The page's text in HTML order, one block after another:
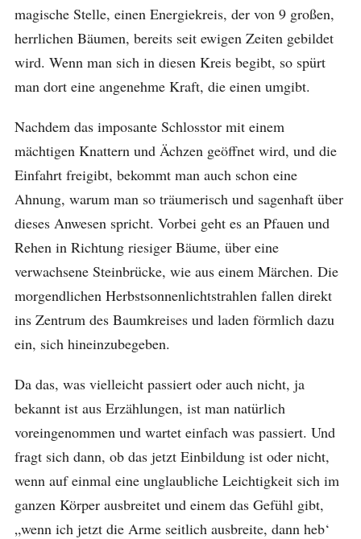
magische Stelle, einen Energiekreis, der von 9 großen,
herrlichen Bäumen, bereits seit ewigen Zeiten gebildet
wird. Wenn man sich in diesen Kreis begibt, so spürt
man dort eine angenehme Kraft, die einen umgibt.
Nachdem das imposante Schlosstor mit einem
mächtigen Knattern und Ächzen geöffnet wird, und die
Einfahrt freigibt, bekommt man auch schon eine
Ahnung, warum man so träumerisch und sagenhaft über
dieses Anwesen spricht. Vorbei geht es an Pfauen und
Rehen in Richtung riesiger Bäume, über eine
verwachsene Steinbrücke, wie aus einem Märchen. Die
morgendlichen Herbstsonnenlichtstrahlen fallen direkt
ins Zentrum des Baumkreises und laden förmlich dazu
ein, sich hineinzubegeben.
Da das, was vielleicht passiert oder auch nicht, ja
bekannt ist aus Erzählungen, ist man natürlich
voreingenommen und wartet einfach was passiert. Und
fragt sich dann, ob das jetzt Einbildung ist oder nicht,
wenn auf einmal eine unglaubliche Leichtigkeit sich im
ganzen Körper ausbreitet und einem das Gefühl gibt,
„wenn ich jetzt die Arme seitlich ausbreite, dann heb‘